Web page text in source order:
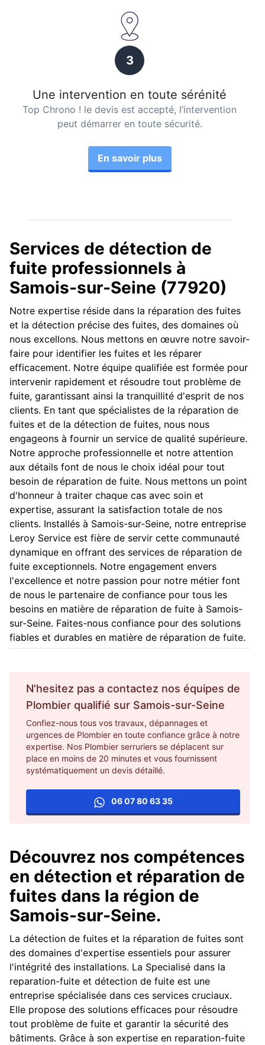
3
Une intervention en toute sérénité
Top Chrono ! le devis est accepté, l’intervention
peut démarrer en toute sécurité.
En savoir plus
Services de détection de
fuite professionnels à
Samois-sur-Seine (77920)
Notre expertise réside dans la réparation des fuites
et la détection précise des fuites, des domaines où
nous excellons. Nous mettons en œuvre notre savoir-
faire pour identifier les fuites et les réparer
efficacement. Notre équipe qualifiée est formée pour
intervenir rapidement et résoudre tout problème de
fuite, garantissant ainsi la tranquillité d'esprit de nos
clients. En tant que spécialistes de la réparation de
fuites et de la détection de fuites, nous nous
engageons à fournir un service de qualité supérieure.
Notre approche professionnelle et notre attention
aux détails font de nous le choix idéal pour tout
besoin de réparation de fuite. Nous mettons un point
d'honneur à traiter chaque cas avec soin et
expertise, assurant la satisfaction totale de nos
clients. Installés à Samois-sur-Seine, notre entreprise
Leroy Service est fière de servir cette communauté
dynamique en offrant des services de réparation de
fuite exceptionnels. Notre engagement envers
l'excellence et notre passion pour notre métier font
de nous le partenaire de confiance pour tous les
besoins en matière de réparation de fuite à Samois-
sur-Seine. Faites-nous confiance pour des solutions
fiables et durables en matière de réparation de fuite.
N'hesitez pas a contactez nos équipes de
Plombier qualifié sur Samois-sur-Seine
Confiez-nous tous vos travaux, dépannages et
urgences de Plombier en toute confiance grâce à notre
expertise. Nos Plombier serruriers se déplacent sur
place en moins de 20 minutes et vous fournissent
systématiquement un devis détaillé.
06 07 80 63 35
Découvrez nos compétences
en détection et réparation de
fuites dans la région de
Samois-sur-Seine.
La détection de fuites et la réparation de fuites sont
des domaines d'expertise essentiels pour assurer
l'intégrité des installations. La Specialisé dans la
reparation-fuite et détection de fuite est une
entreprise spécialisée dans ces services cruciaux.
Elle propose des solutions efficaces pour résoudre
tout problème de fuite et garantir la sécurité des
bâtiments. Grâce à son expertise en reparation-fuite